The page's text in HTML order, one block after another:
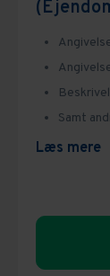
Samt
Læs mere